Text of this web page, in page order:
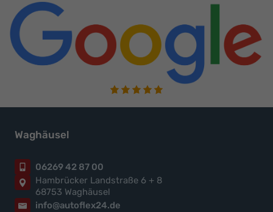
Waghäusel
06269 42 87 00
Hambrücker Landstraße 6 + 8
68753 Waghäusel
info@autoflex24.de